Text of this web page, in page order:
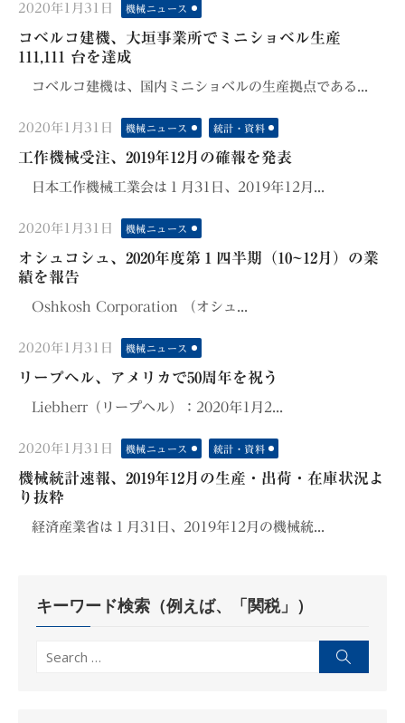
Posted
2020年1月31日 機械ニュース
コベルコ建機、大垣事業所でミニショベル生産
111,111 台を達成
コベルコ建機は、国内ミニショベルの生産拠点である...
Posted
on
2020年1月31日 機械ニュース 統計・資料
工作機械受注、2019年12月の確報を発表
日本工作機械工業会は１月31日、2019年12月...
Posted
on
2020年1月31日 機械ニュース
オシュコシュ、2020年度第１四半期（10~12月）の業
績を報告
Oshkosh Corporation （オシュ...
Posted
on
2020年1月31日 機械ニュース
リープヘル、アメリカで50周年を祝う
Liebherr（リープヘル）：2020年1月2...
Posted
on
2020年1月31日 機械ニュース 統計・資料
機械統計速報、2019年12月の生産・出荷・在庫状況よ
り抜粋
経済産業省は１月31日、2019年12月の機械統...
キーワード検索（例えば、「関税」）
Search